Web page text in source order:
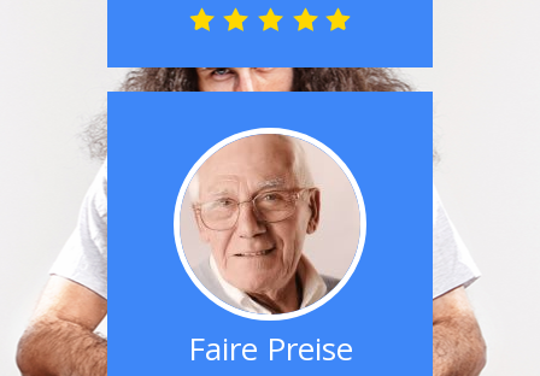
Faire Preise